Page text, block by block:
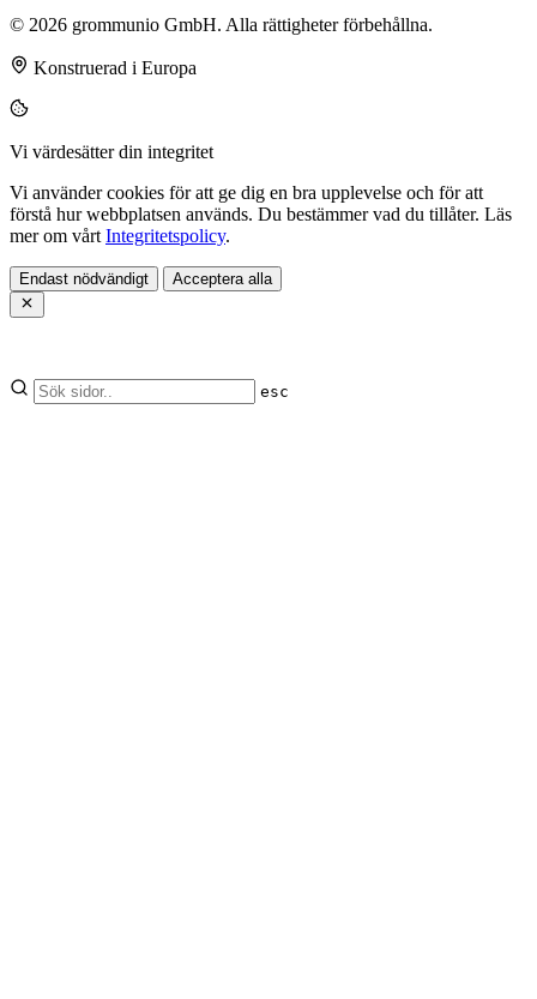
© 2026 grommunio GmbH. Alla rättigheter förbehållna.
Konstruerad i Europa
Vi värdesätter din integritet
Vi använder cookies för att ge dig en bra upplevelse och för att
förstå hur webbplatsen används. Du bestämmer vad du tillåter. Läs
mer om vårt Integritetspolicy.
Endast nödvändigt Acceptera alla
esc